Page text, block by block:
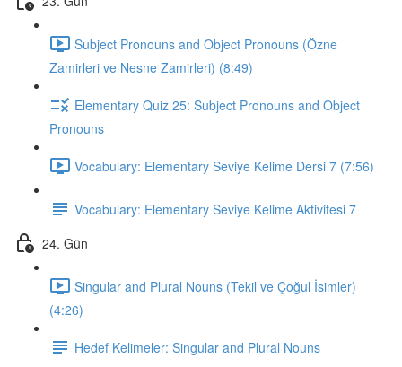
Subject Pronouns and Object Pronouns (Özne
Zamirleri ve Nesne Zamirleri) (8:49)
Elementary Quiz 25: Subject Pronouns and Object
Pronouns
Vocabulary: Elementary Seviye Kelime Dersi 7 (7:56)
Vocabulary: Elementary Seviye Kelime Aktivitesi 7
24. Gün
Singular and Plural Nouns (Tekil ve Çoğul İsimler)
(4:26)
Hedef Kelimeler: Singular and Plural Nouns